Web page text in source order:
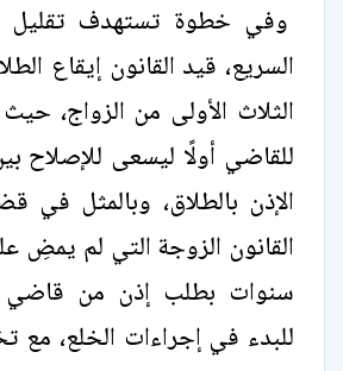
وفي خطوة تستهدف تقليل
السريع، قيد القانون إيقاع
الثلاث الأولى من الزواج،
للقاضي أولًا ليسعى للإصلاح
الإذن بالطلاق، وبالمثل في
القانون الزوجة التي لم يمضِ
سنوات بطلب إذن من قاضي
للبدء في إجراءات الخلع،